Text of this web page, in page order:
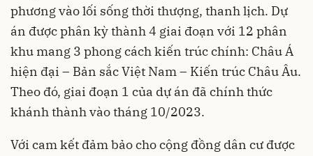
phương vào lối sống thời thượng, thanh lịch. Dự
án được phân kỳ thành 4 giai đoạn với 12 phân
khu mang 3 phong cách kiến trúc chính: Châu Á
hiện đại – Bản sắc Việt Nam – Kiến trúc Châu Âu.
Theo đó, giai đoạn 1 của dự án đã chính thức
khánh thành vào tháng 10/2023.
Với cam kết đảm bảo cho cộng đồng dân cư được